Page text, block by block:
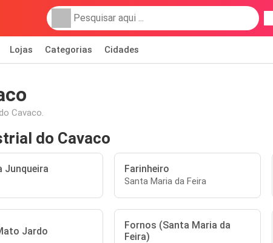
Lojas Categorias Cidades
Cavaco.
do Cavaco
Junqueira Farinheiro
Santa Maria da Feira
Jardo
Fornos (Santa Maria da
Feira)